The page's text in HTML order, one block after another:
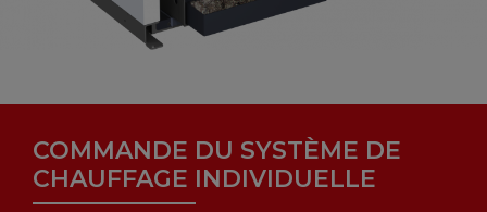
COMMANDE DU SYSTÈME DE
CHAUFFAGE INDIVIDUELLE